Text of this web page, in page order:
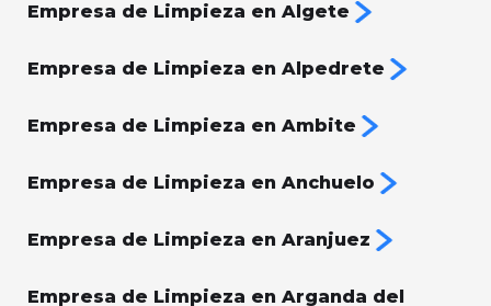
Empresa de Limpieza en Algete
Empresa de Limpieza en Alpedrete
Empresa de Limpieza en Ambite
Empresa de Limpieza en Anchuelo
Empresa de Limpieza en Aranjuez
Empresa de Limpieza en Arganda del